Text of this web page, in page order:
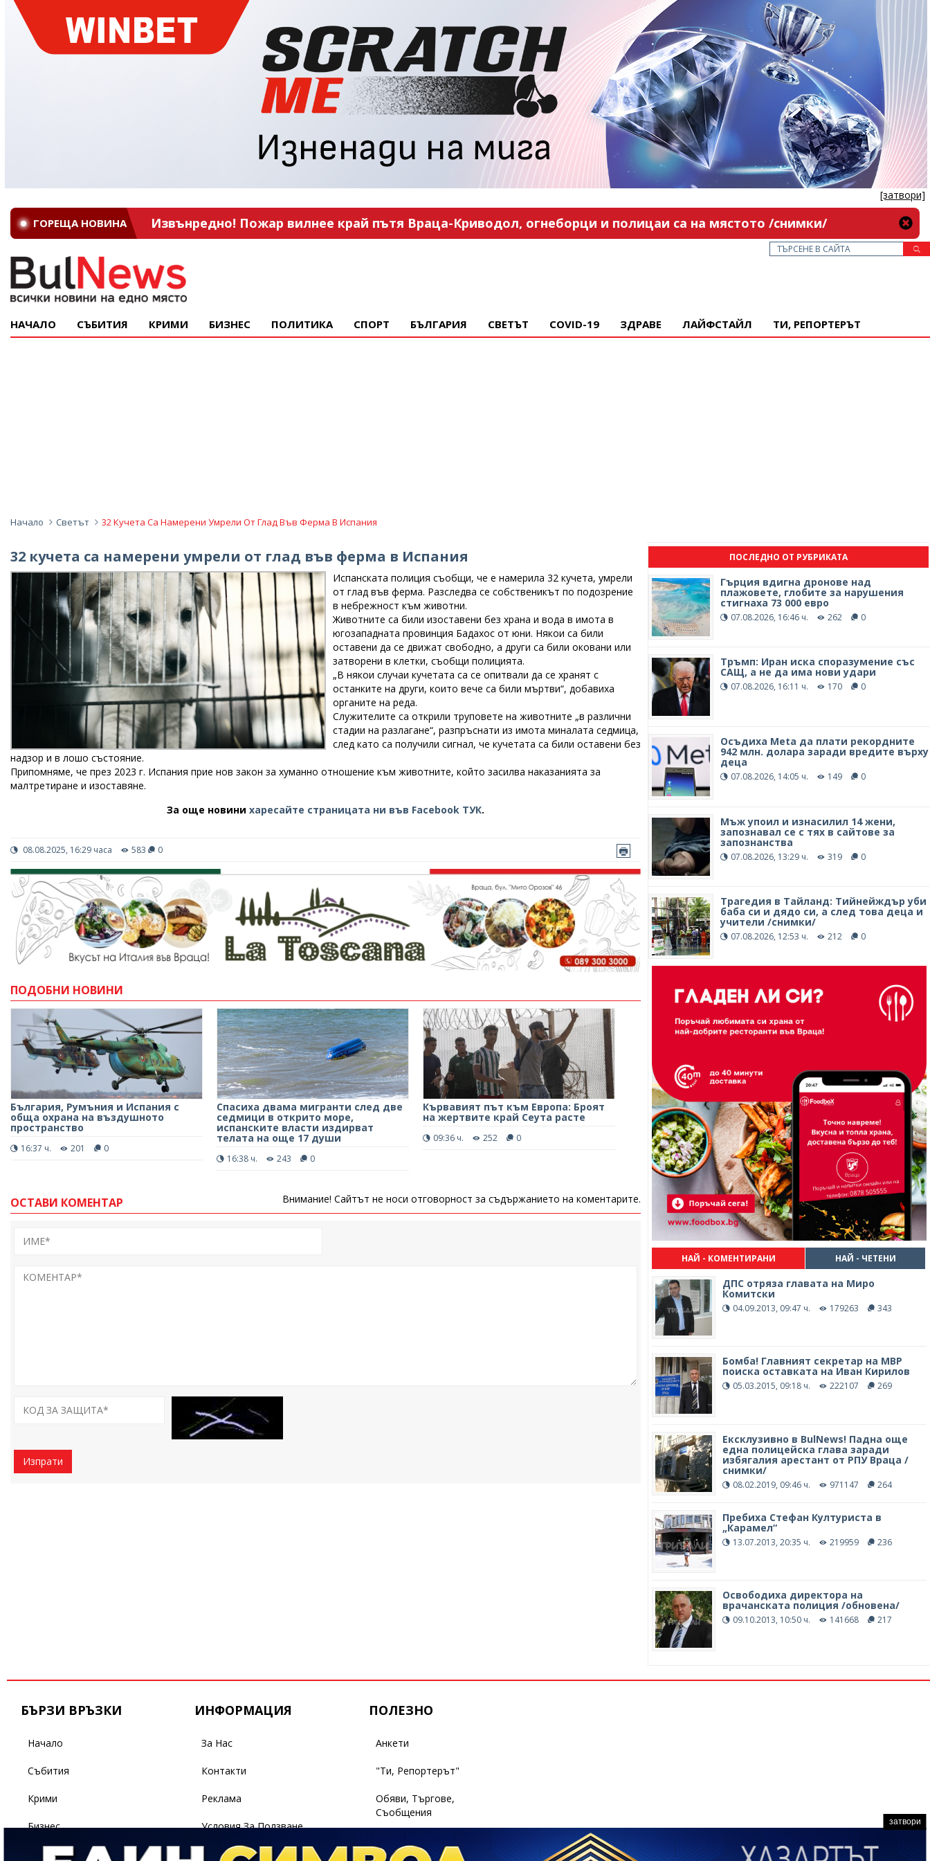
[затвори]
ГОРЕЩА НОВИНА Извънредно! Пожар вилнее край пътя Враца-Криводол, огнеборци и полицаи са на мястото /снимки/
НАЧАЛО СЪБИТИЯ КРИМИ БИЗНЕС ПОЛИТИКА СПОРТ БЪЛГАРИЯ СВЕТЪТ COVID-19 ЗДРАВЕ ЛАЙФСТАЙЛ ТИ, РЕПОРТЕРЪТ
Начало Светът 32 Кучета Са Намерени Умрели От Глад Във Ферма В Испания
32 кучета са намерени умрели от глад във ферма в Испания
Испанската полиция съобщи, че е намерила 32 кучета, умрели
от глад във ферма. Разследва се собственикът по подозрение
в небрежност към животни.
Животните са били изоставени без храна и вода в имота в
югозападната провинция Бадахос от юни. Някои са били
оставени да се движат свободно, а други са били оковани или
затворени в клетки, съобщи полицията.
„В някои случаи кучетата са се опитвали да се хранят с
останките на други, които вече са били мъртви“, добавиха
органите на реда.
Служителите са открили труповете на животните „в различни
стадии на разлагане“, разпръснати из имота миналата седмица,
след като са получили сигнал, че кучетата са били оставени без
надзор и в лошо състояние.
Припомняме, че през 2023 г. Испания прие нов закон за хуманно отношение към животните, който засилва наказанията за
малтретиране и изоставяне.
За още новинихаресайте страницата ни във Facebook ТУК.
08.08.2025, 16:29 часа 583 0
ПОДОБНИ НОВИНИ
България, Румъния и Испания с
обща охрана на въздушното
пространство
16:37 ч. 201 0
Спасиха двама мигранти след две
седмици в открито море,
испанските власти издирват
телата на още 17 души
16:38 ч. 243 0
Кървавият път към Европа: Броят
на жертвите край Сеута расте
09:36 ч. 252 0
ОСТАВИ КОМЕНТАР Внимание! Сайтът не носи отговорност за съдържанието на коментарите.
Изпрати
ПОСЛЕДНО ОТ РУБРИКАТА
Гърция вдигна дронове над
плажовете, глобите за нарушения
стигнаха 73 000 евро
07.08.2026, 16:46 ч. 262 0
Тръмп: Иран иска споразумение със
САЩ, а не да има нови удари
07.08.2026, 16:11 ч. 170 0
Осъдиха Meta да плати рекордните
942 млн. долара заради вредите върху
деца
07.08.2026, 14:05 ч. 149 0
Mъж упоил и изнасилил 14 жени,
запознавал се с тях в сайтове за
запознанства
07.08.2026, 13:29 ч. 319 0
Трагедия в Тайланд: Тийнейждър уби
баба си и дядо си, а след това деца и
учители /снимки/
07.08.2026, 12:53 ч. 212 0
НАЙ - КОМЕНТИРАНИ НАЙ - ЧЕТЕНИ
ДПС отряза главата на Миро
Комитски
04.09.2013, 09:47 ч. 179263 343
Бомба! Главният секретар на МВР
поиска оставката на Иван Кирилов
05.03.2015, 09:18 ч. 222107 269
Ексклузивно в BulNews! Падна още
една полицейска глава заради
избягалия арестант от РПУ Враца /
снимки/
08.02.2019, 09:46 ч. 971147 264
Пребиха Стефан Културиста в
„Карамел“
13.07.2013, 20:35 ч. 219959 236
Освободиха директора на
врачанската полиция /обновена/
09.10.2013, 10:50 ч. 141668 217
БЪРЗИ ВРЪЗКИ
Начало
Събития
Крими
Бизнес
Политика
ИНФОРМАЦИЯ
За Нас
Контакти
Реклама
Условия За Ползване
Поверителност
ПОЛЕЗНО
Анкети
"Ти, Репортерът"
Обяви, Търгове,
Съобщения
затвори